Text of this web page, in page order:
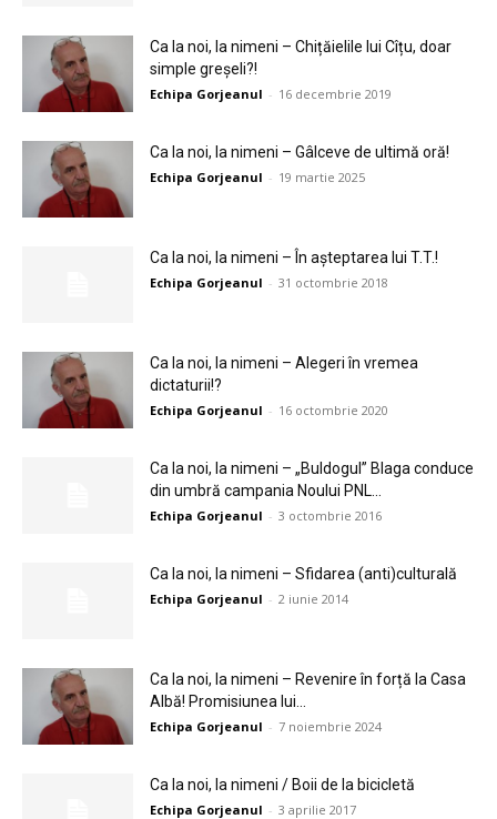
Ca la noi, la nimeni – Chițăielile lui Cîțu, doar
simple greșeli?!
Echipa Gorjeanul - 16 decembrie 2019
Ca la noi, la nimeni – Gâlceve de ultimă oră!
Echipa Gorjeanul - 19 martie 2025
Ca la noi, la nimeni – În așteptarea lui T.T.!
Echipa Gorjeanul - 31 octombrie 2018
Ca la noi, la nimeni – Alegeri în vremea
dictaturii!?
Echipa Gorjeanul - 16 octombrie 2020
Ca la noi, la nimeni – „Buldogul” Blaga conduce
din umbră campania Noului PNL...
Echipa Gorjeanul - 3 octombrie 2016
Ca la noi, la nimeni – Sfidarea (anti)culturală
Echipa Gorjeanul - 2 iunie 2014
Ca la noi, la nimeni – Revenire în forță la Casa
Albă! Promisiunea lui...
Echipa Gorjeanul - 7 noiembrie 2024
Ca la noi, la nimeni / Boii de la bicicletă
Echipa Gorjeanul - 3 aprilie 2017